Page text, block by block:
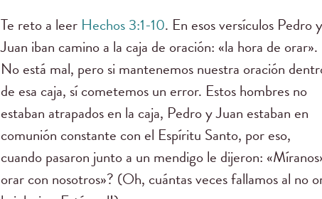
Te reto a leer Hechos 3:1-10. En esos versículos Pedro y
Juan iban camino a la caja de oración: «la hora de orar».
No está mal, pero si mantenemos nuestra oración
de esa caja, sí cometemos un error. Estos hombres no
estaban atrapados en la caja, Pedro y Juan estaban en
comunión constante con el Espíritu Santo, por eso,
cuando pasaron junto a un mendigo le dijeron:
orar con nosotros»? (Oh, cuántas veces fallamos al no